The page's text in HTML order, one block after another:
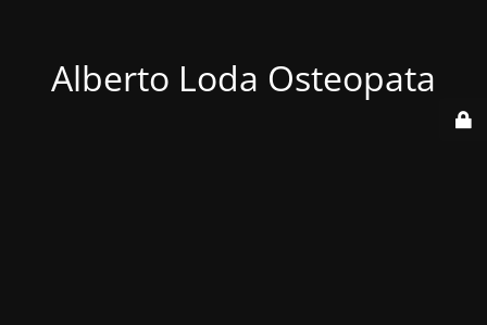
Alberto Loda Osteopata